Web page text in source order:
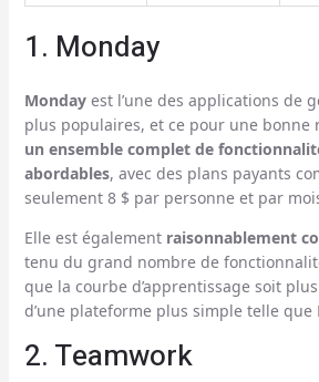
1. Monday
Mondayest l’une des applications de
plus populaires, et ce pour une bonne
un ensemble complet de
abordables, avec des plans payants
seulement 8 $ par personne et par
Elle est également raisonnablement
tenu du grand nombre de
que la courbe d’apprentissage soit
d’une plateforme plus simple telle que
2. Teamwork